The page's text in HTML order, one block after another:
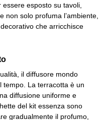
esposto su tavoli,
non solo profuma l’ambiente,
che arricchisce
il diffusore mondo
tempo. La terracotta è un
diffusione uniforme e
del kit essenza sono
gradualmente il profumo,